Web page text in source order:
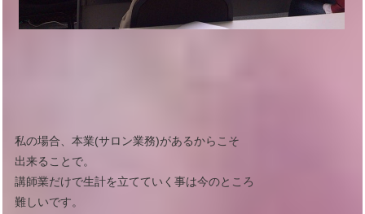
私の場合、本業(サロン業務)があるからこそ
出来ることで。
講師業だけで生計を立てていく事は今のところ
難しいです。